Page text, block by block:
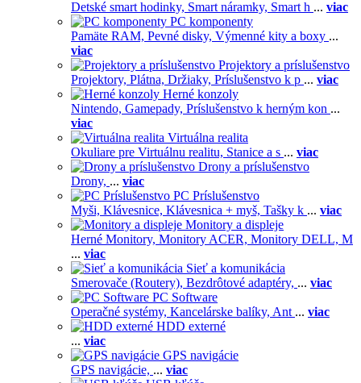
Detské smart hodinky, Smart náramky, Smart h ... viac
PC komponenty
Pamäte RAM, Pevné disky, Výmenné kity a boxy ...
viac
Projektory a príslušenstvo
Projektory, Plátna, Držiaky, Príslušenstvo k p ... viac
Herné konzoly
Nintendo, Gamepady, Príslušenstvo k herným kon ...
viac
Virtuálna realita
Okuliare pre Virtuálnu realitu, Stanice a s ... viac
Drony a príslušenstvo
Drony, ... viac
PC Príslušenstvo
Myši, Klávesnice, Klávesnica + myš, Tašky k ... viac
Monitory a displeje
Herné Monitory, Monitory ACER, Monitory DELL, M
... viac
Sieť a komunikácia
Smerovače (Routery), Bezdrôtové adaptéry, ... viac
PC Software
Operačné systémy, Kancelárske balíky, Ant ... viac
HDD externé
... viac
GPS navigácie
GPS navigácie, ... viac